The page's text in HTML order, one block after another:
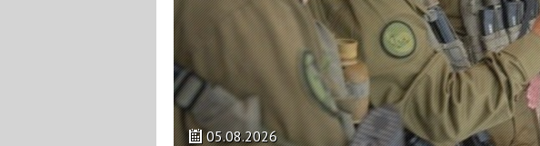
05.08.2026